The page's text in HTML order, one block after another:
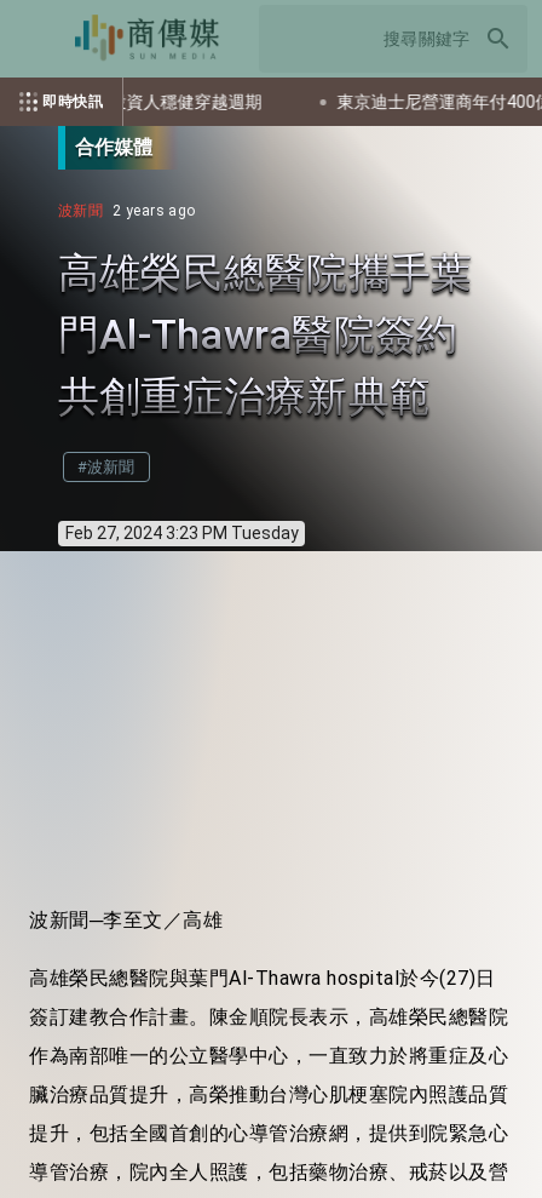
search
即時快訊
同業 助投資人穩健穿越週期 東京迪士尼營運商年付400億日
合作媒體
波新聞 2 years ago
高雄榮民總醫院攜手葉
門Al-Thawra醫院簽約
共創重症治療新典範
#波新聞
Feb 27, 2024 3:23 PM Tuesday
波新聞─李至文／高雄
高雄榮民總醫院與葉門Al-Thawra hospital於今(27)日
簽訂建教合作計畫。陳金順院長表示，高雄榮民總醫院
作為南部唯一的公立醫學中心，一直致力於將重症及心
臟治療品質提升，高榮推動台灣心肌梗塞院內照護品質
提升，包括全國首創的心導管治療網，提供到院緊急心
導管治療，院內全人照護，包括藥物治療、戒菸以及營